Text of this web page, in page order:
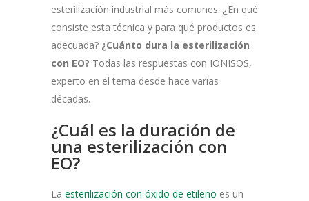
esterilización industrial más comunes. ¿En qué
consiste esta técnica y para qué productos es
adecuada? ¿Cuánto dura la esterilización
con EO? Todas las respuestas con IONISOS,
experto en el tema desde hace varias
décadas.
¿Cuál es la duración de
una esterilización con
EO?
La esterilización con óxido de etileno es un